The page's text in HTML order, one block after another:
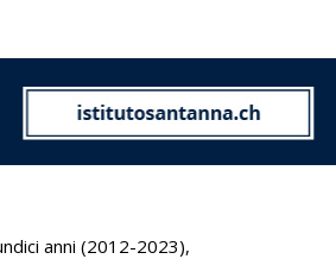
anni (2012-2023),